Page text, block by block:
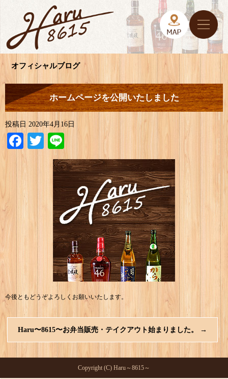
オフィシャルブログ
ホームページを公開いたしました
投稿日 2020年4月16日
Facebook
Twitter
Line
今後ともどうぞよろしくお願いいたします。
Haru〜8615〜お弁当販売・テイクアウト始まりました。 →
Copyright (C) Haru～8615～